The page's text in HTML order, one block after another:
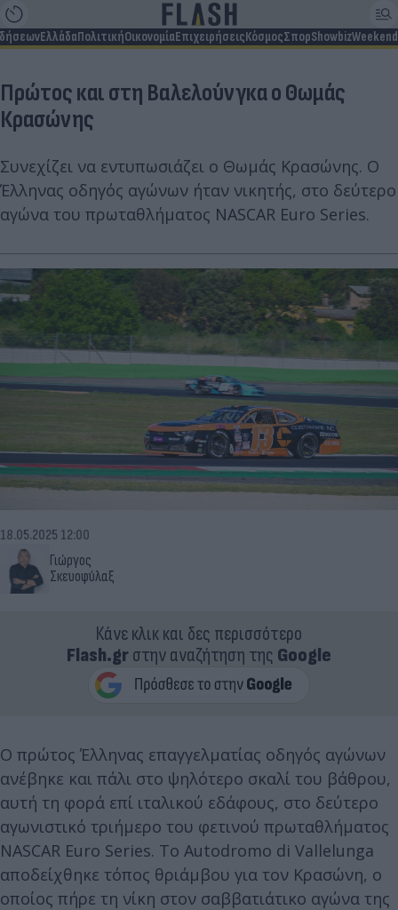
ΕλλάδαΠολιτικήΟικονομίαΕπιχειρήσειςΚόσμοςΣπορShowbizWeekend
Πρώτος και στη Βαλελούνγκα ο Θωμάς
Κρασώνης
Συνεχίζει να εντυπωσιάζει ο Θωμάς Κρασώνης. Ο
Έλληνας οδηγός αγώνων ήταν νικητής, στο δεύτερο
αγώνα του πρωταθλήματος NASCAR Euro Series.
Γιώργος
Σκευοφύλαξ
18.05.2025 12:00
Κάνε κλικ και δες περισσότερο
Flash.grστην αναζήτηση της Google
Ο πρώτος Έλληνας επαγγελματίας οδηγός αγώνων
ανέβηκε και πάλι στο ψηλότερο σκαλί του βάθρου,
αυτή τη φορά επί ιταλικού εδάφους, στο δεύτερο
αγωνιστικό τριήμερο του φετινού πρωταθλήματος
NASCAR Euro Series. Το Autodromo di Vallelunga
αποδείχθηκε τόπος θριάμβου για τον Κρασώνη, ο
οποίος πήρε τη νίκη στον σαββατιάτικο αγώνα της